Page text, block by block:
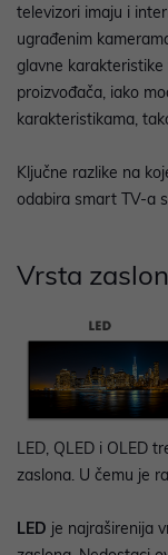
televizori imaju i
ugrađenim
glavne
proizvođača, iako
karakteristikama,
Ključne razlike na
odabira smart TV-a
Vrsta
LED, QLED i OLED
zaslona. U čemu je
LED je najraširenija